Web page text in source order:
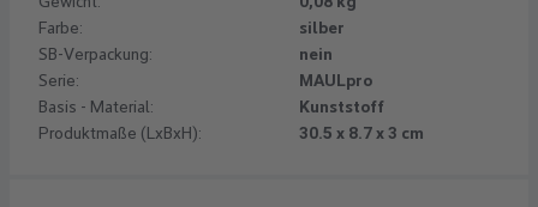
Farbe:
silber
SB-Verpackung:
nein
Serie:
MAULpro
Basis - Material:
Kunststoff
Produktmaße (LxBxH):
30.5 x 8.7 x 3 cm